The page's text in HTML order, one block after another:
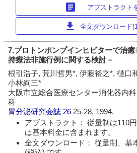
article アブストラクト
download 全文ダウンロード
7.プロトンポンプインヒビターで治
持療法非施行例に関する検討－
根引浩子, 荒川哲男*, 伊藤裕之*, 樋口
小林絢三*
大阪市立総合医療センター消化器内
科
胃分泌研究会誌 26 25-28, 1994.
アブストラクト： 従量制は110
は基本料金に含まれます。
全文ダウンロード： 従量制、基